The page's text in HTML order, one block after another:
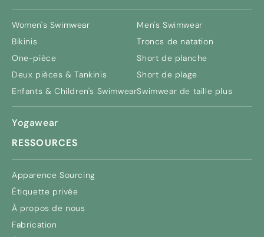
Women's Swimwear
Bikinis
One-pièce
Deux pièces & Tankinis
Enfants & Children's Swimwear
Men's Swimwear
Troncs de natation
Short de planche
Short de plage
Swimwear de taille plus
Yogawear
RESSOURCES
Apparence Sourcing
Étiquette privée
À propos de nous
Fabrication